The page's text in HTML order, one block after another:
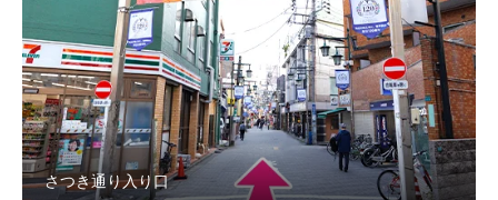
さつき通り入り口